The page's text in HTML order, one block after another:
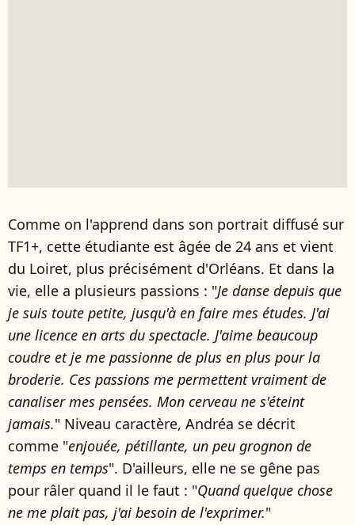
Comme on l'apprend dans son portrait diffusé sur
TF1+, cette étudiante est âgée de 24 ans et vient
du Loiret, plus précisément d'Orléans. Et dans la
vie, elle a plusieurs passions : "Je danse depuis que
je suis toute petite, jusqu'à en faire mes études. J'ai
une licence en arts du spectacle. J'aime beaucoup
coudre et je me passionne de plus en plus pour la
broderie. Ces passions me permettent vraiment de
canaliser mes pensées. Mon cerveau ne s'éteint
jamais." Niveau caractère, Andréa se décrit
comme "enjouée, pétillante, un peu grognon de
temps en temps". D'ailleurs, elle ne se gêne pas
pour râler quand il le faut : "Quand quelque chose
ne me plait pas, j'ai besoin de l'exprimer."